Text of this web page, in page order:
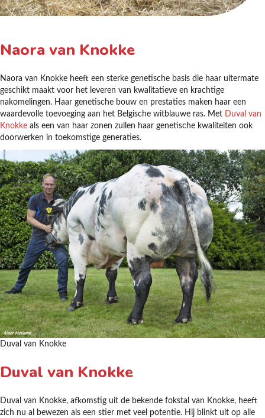
Naora van Knokke
Naora van Knokke heeft een sterke genetische basis die haar uitermate
geschikt maakt voor het leveren van kwalitatieve en krachtige
nakomelingen. Haar genetische bouw en prestaties maken haar een
waardevolle toevoeging aan het Belgische witblauwe ras. Met
Duval van
Knokke als een van haar zonen zullen haar genetische kwaliteiten ook
doorwerken in toekomstige generaties.
Duval van Knokke
Duval van Knokke
Duval van Knokke, afkomstig uit de bekende fokstal van Knokke, heeft
zich nu al bewezen als een stier met veel potentie. Hij blinkt uit op alle